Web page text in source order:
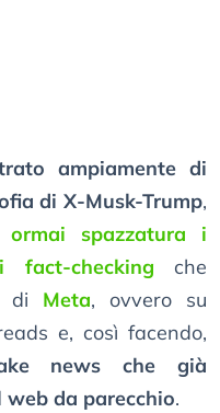
ampiamente di
di X-Musk-Trump,
ormai spazzatura i
fact-checking che
di Meta, ovvero su
e, così facendo,
news che già
da parecchio.